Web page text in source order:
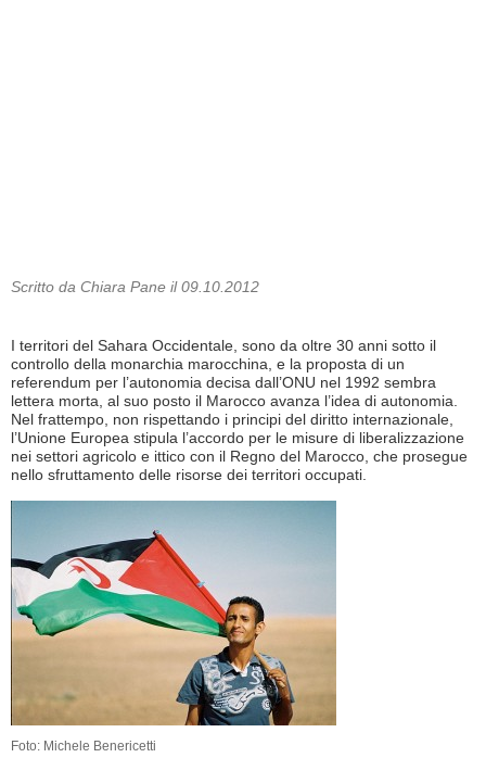
Scritto da Chiara Pane il 09.10.2012
I territori del Sahara Occidentale, sono da oltre 30 anni sotto il
controllo della monarchia marocchina, e la proposta di un
referendum per l’autonomia decisa dall’ONU nel 1992 sembra
lettera morta, al suo posto il Marocco avanza l’idea di autonomia.
Nel frattempo, non rispettando i principi del diritto internazionale,
l’Unione Europea stipula l’accordo per le misure di liberalizzazione
nei settori agricolo e ittico con il Regno del Marocco, che prosegue
nello sfruttamento delle risorse dei territori occupati.
Foto: Michele Benericetti